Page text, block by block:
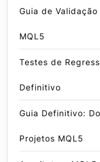
Guia de
MQL5
Testes de
Definitivo
Guia Definitivo:
Projetos MQL5